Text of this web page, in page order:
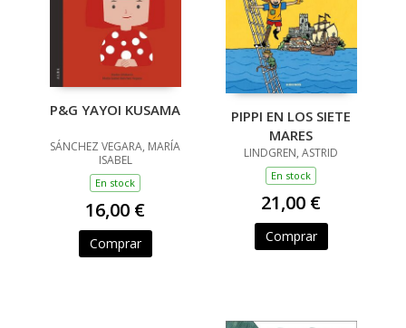
P&G YAYOI KUSAMA
SÁNCHEZ VEGARA, MARÍA
ISABEL
En stock
16,00 €
Comprar
PIPPI EN LOS SIETE
MARES
LINDGREN, ASTRID
En stock
21,00 €
Comprar